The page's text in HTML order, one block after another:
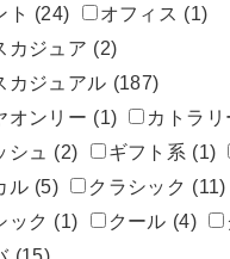
ト (24) オフィス (1)
カジュア (2)
カジュアル (187)
オンリー (1) カトラ
シュ
(2) ギフト系 (1)
ル (5) クラシック (11)
ック (1) クール (4)